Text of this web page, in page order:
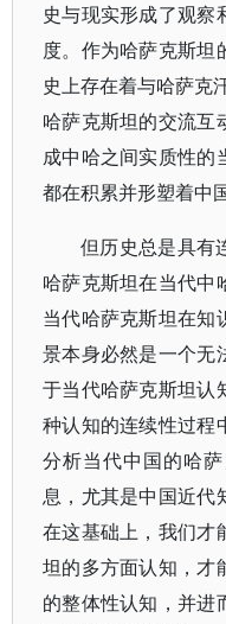
史与现实形成了观察
度。作为哈萨克斯坦
史上存在着与哈萨克
哈萨克斯坦的交流互
成中哈之间实质性的
都在积累并形塑着中
但历史总是具有
哈萨克斯坦在当代中
当代哈萨克斯坦在知
景本身必然是一个无
于当代哈萨克斯坦认
种认知的连续性过程
分析当代中国的哈
息，尤其是中国近代
在这基础上，我们才
坦的多方面认知，才
的整体性认知，并进